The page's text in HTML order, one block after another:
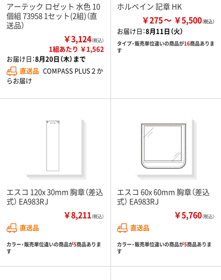
アーテック ロゼット 水色 10
個組 73958 1セット(2組)（直
送品）
￥3,124（税込）
1組あたり ￥1,562
お届け日：8月20日（木）まで
直送品 COMPASS PLUS２か
らお届け
ホルベイン 記章 HK
￥275 ￥5,500
お届け日：8月11日（火）
タイプ・販売単位違いの商品が16商品ありま
す
エスコ 120x 30mm 胸章（差込
式） EA983RJ
￥8,211（税込）
直送品
カラー・販売単位違いの商品が5商品ありま
す
エスコ 60x 60mm 胸章（差込
式） EA983RJ
￥5,760（税込）
直送品
カラー・販売単位違いの商品が5商品ありま
す